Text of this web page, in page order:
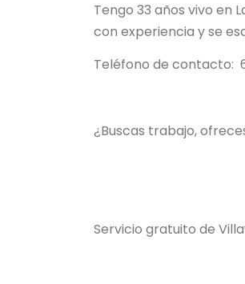
Tengo 33 años vivo en
con experiencia y se
Teléfono de contacto:
¿Buscas trabajo,
Servicio gratuito de